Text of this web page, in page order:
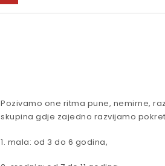
Pozivamo one ritma pune, nemirne,
skupina gdje zajedno razvijamo
1. mala: od 3 do 6 godina,